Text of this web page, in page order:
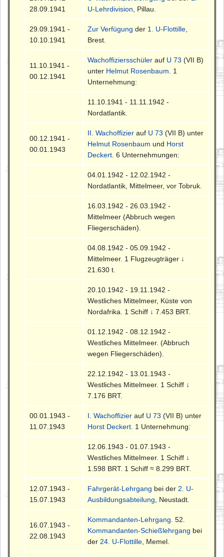
28.09.1941
U-Lehrdivision , Pillau.
29.09.1941 -
10.10.1941
Zur Verfügung der 1. U-Flottille
Brest.
11.10.1941 -
00.12.1941
Wachoffiziersschüler auf U 73 (VII B)
unter Helmut Rosenbaum . 1
Unternehmung:
11.10.1941 - 11.11.1942 -
Nordatlantik.
00.12.1941 -
00.01.1943
II. Wachoffizier auf U 73 (VII B) unter
Helmut Rosenbaum und Horst
Deckert . 6 Unternehmungen:
04.01.1942 - 12.02.1942 -
Nordatlantik, Mittelmeer, vor Tobruk.
16.03.1942 - 26.03.1942 -
Mittelmeer (Abbruch wegen
Fliegerschäden).
04.08.1942 - 05.09.1942 -
Mittelmeer. 1 Flugzeugträger ↓
21.630 t.
20.10.1942 - 19.11.1942 -
Westliches Mittelmeer, Küste von
Nordafrika. 1 Schiff ↓ 7.453 BRT.
01.12.1942 - 08.12.1942 -
Westliches Mittelmeer. (Abbruch
wegen Fliegerschäden).
22.12.1942 - 13.01.1943 -
Westliches Mittelmeer. 1 Schiff ↓
7.176 BRT.
00.01.1943 -
11.07.1943
I. Wachoffizier auf U 73 (VII B) unter
Horst Deckert . 1 Unternehmung:
12.06.1943 - 01.07.1943 -
Westliches Mittelmeer. 1 Schiff ↓
1.598 BRT. 1 Schiff ≈ 8.299 BRT.
12.07.1943 -
15.07.1943
Fahrgerät-Lehrgang bei der 2. U-
Ausbildungsabteilung , Neustadt.
16.07.1943 -
22.08.1943
Kommandanten-Lehrgang . 52.
Kommandanten-Schießlehrgang bei
der 24. U-Flottille , Memel.